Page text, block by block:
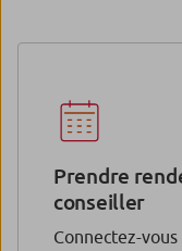
Prendre
conseiller
Connectez-